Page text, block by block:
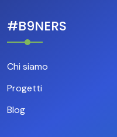
#B9NERS
Chi siamo
Progetti
Blog